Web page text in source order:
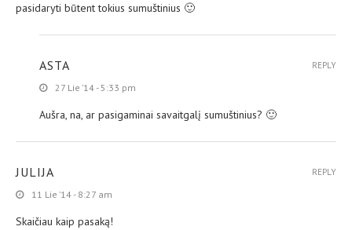
pasidaryti būtent tokius sumuštinius 🙂
ASTA
27 Lie ’14 - 5:33 pm
Aušra, na, ar pasigaminai savaitgalį sumuštinius? 🙂
REPLY
JULIJA
11 Lie ’14 - 8:27 am
Skaičiau kaip pasaką!
REPLY